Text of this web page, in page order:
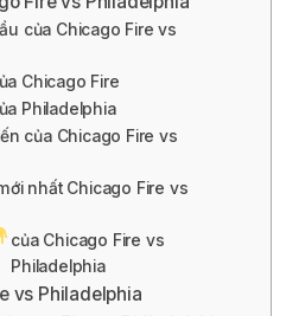
của Chicago Fire vs
Chicago Fire
Philadelphia
của Chicago Fire vs
nhất Chicago Fire vs
của Chicago Fire vs
Philadelphia
vs Philadelphia